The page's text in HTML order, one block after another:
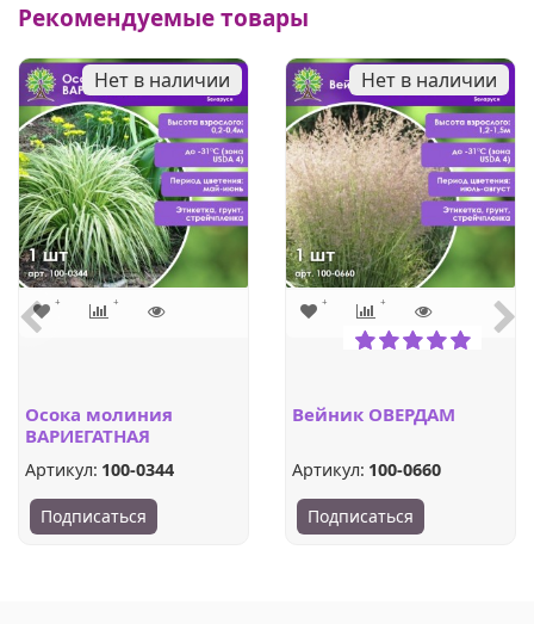
Рекомендуемые товары
Нет в наличии
Осока молиния
ВАРИЕГАТНАЯ
Артикул: 100-0344
Подписаться
Нет в наличии
Вейник ОВЕРДАМ
Артикул: 100-0660
Подписаться